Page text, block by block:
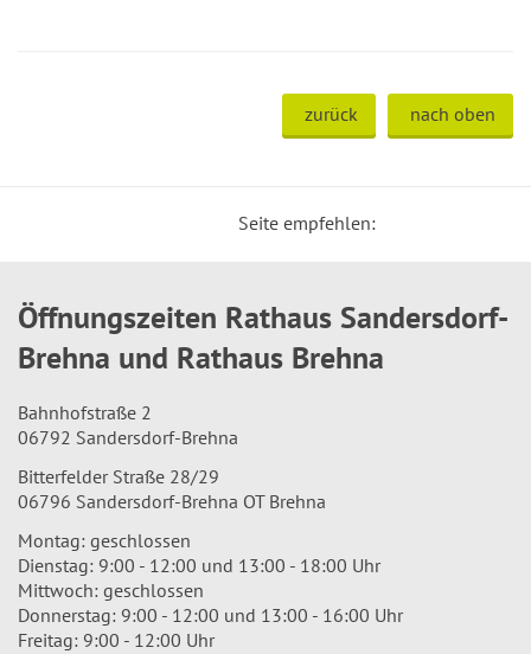
zurück nach oben
Seite empfehlen:
Öffnungszeiten Rathaus Sandersdorf-
Brehna und Rathaus Brehna
Bahnhofstraße 2
06792 Sandersdorf-Brehna
Bitterfelder Straße 28/29
06796 Sandersdorf-Brehna OT Brehna
Montag: geschlossen
Dienstag: 9:00 - 12:00 und 13:00 - 18:00 Uhr
Mittwoch: geschlossen
Donnerstag: 9:00 - 12:00 und 13:00 - 16:00 Uhr
Freitag: 9:00 - 12:00 Uhr